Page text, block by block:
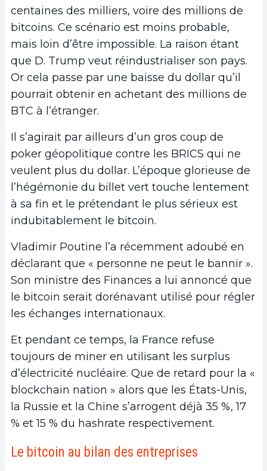
centaines des milliers, voire des millions de
bitcoins. Ce scénario est moins probable,
mais loin d’être impossible. La raison étant
que D. Trump veut réindustrialiser son pays.
Or cela passe par une baisse du dollar qu’il
pourrait obtenir en achetant des millions de
BTC à l’étranger.
Il s’agirait par ailleurs d’un gros coup de
poker géopolitique contre les BRICS qui ne
veulent plus du dollar. L’époque glorieuse de
l’hégémonie du billet vert touche lentement
à sa fin et le prétendant le plus sérieux est
indubitablement le bitcoin.
Vladimir Poutine l’a récemment adoubé en
déclarant que « personne ne peut le bannir ».
Son ministre des Finances a lui annoncé que
le bitcoin serait dorénavant utilisé pour régler
les échanges internationaux.
Et pendant ce temps, la France refuse
toujours de miner en utilisant les surplus
d’électricité nucléaire. Que de retard pour la «
blockchain nation » alors que les États-Unis,
la Russie et la Chine s’arrogent déjà 35 %, 17
% et 15 % du hashrate respectivement.
Le bitcoin au bilan des entreprises